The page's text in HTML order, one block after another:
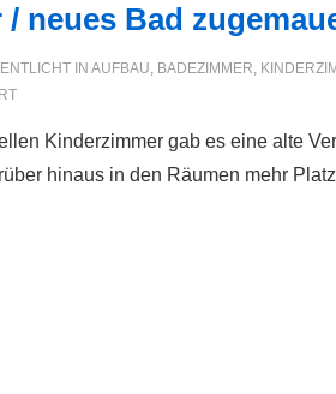
neues Bad
IN AUFBAU, BADEZIMMER,
Kinderzimmer gab es eine alte
hinaus in den Räumen mehr